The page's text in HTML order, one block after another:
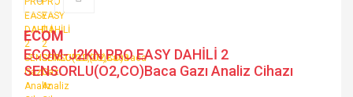
ECOM
ECOM-J2KN PRO EASY DAHİLİ 2
SENSORLU(O2,CO)Baca Gazı Analiz Cihazı